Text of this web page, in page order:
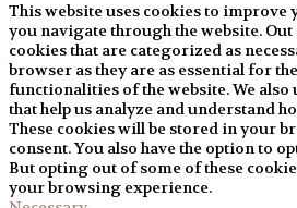
This website uses cookies to improve
you navigate through the website. Out
cookies that are categorized as
browser as they are as essential for
functionalities of the website. We
that help us analyze and understand
These cookies will be stored in your
consent. You also have the option to
But opting out of some of these
your browsing experience.